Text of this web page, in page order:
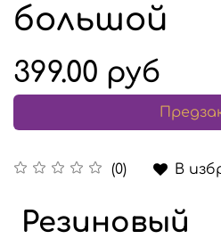
большой
(0) В
399.00 руб
Резиновый